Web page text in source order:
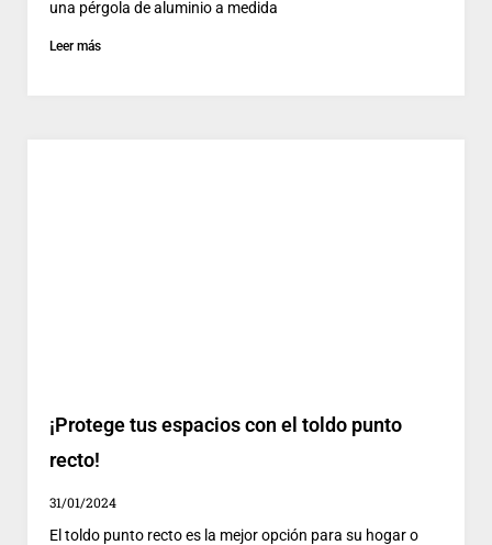
una pérgola de aluminio a medida
Leer más
¡Protege tus espacios con el toldo punto
recto!
31/01/2024
El toldo punto recto es la mejor opción para su hogar o